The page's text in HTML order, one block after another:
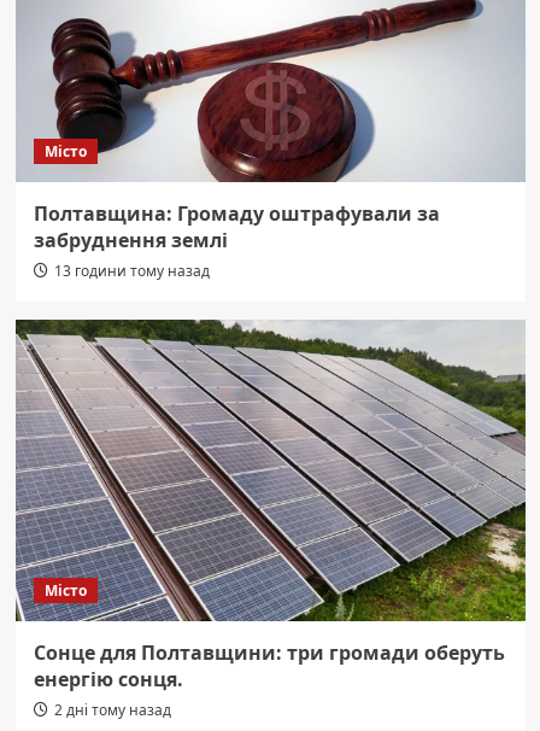
Місто
Полтавщина: Громаду оштрафували за
забруднення землі
13 години тому назад
Місто
Сонце для Полтавщини: три громади оберуть
енергію сонця.
2 дні тому назад